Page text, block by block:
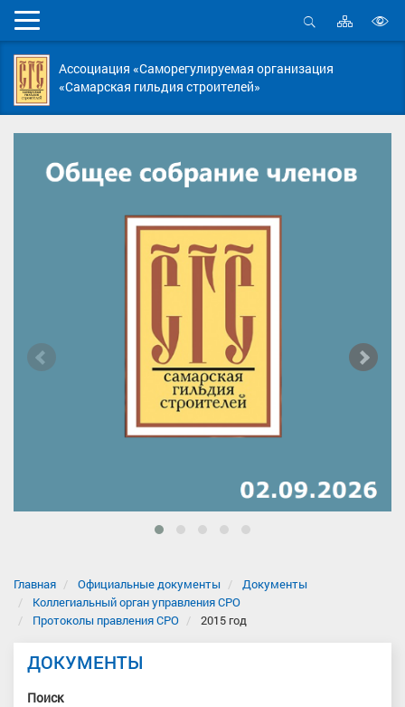
Мобильное
меню
Открыть
Карта
сайта
Ассоциация «Саморегулируемая организация
«Самарская гильдия строителей»
Главная Официальные документы
Документы
Коллегиальный орган управления СРО
Протоколы правления СРО
2015 год
ДОКУМЕНТЫ
Поиск